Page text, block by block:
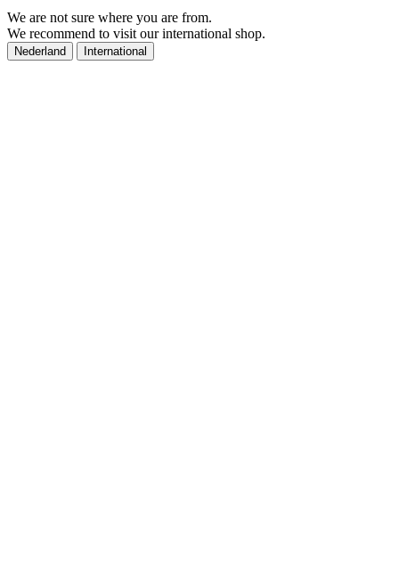
We are not sure where you are from.
We recommend to visit our international shop.
Nederland International